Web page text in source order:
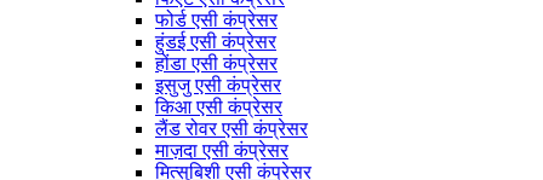
फोर्ड एसी कंप्रेसर
हुंडई एसी कंप्रेसर
होंडा एसी कंप्रेसर
इसुजु एसी कंप्रेसर
किआ एसी कंप्रेसर
लैंड रोवर एसी कंप्रेसर
माज़दा एसी कंप्रेसर
मित्सुबिशी एसी कंप्रेसर